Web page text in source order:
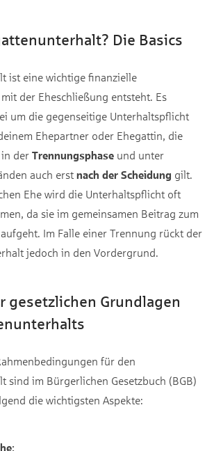
Die Basics
ist eine wichtige finanzielle
der Eheschließung entsteht. Es
um die gegenseitige Unterhaltspflicht
Ehepartner oder Ehegattin, die
in der Trennungsphase und unter
auch erst nach der Scheidung gilt.
Ehe wird die Unterhaltspflicht oft
da sie im gemeinsamen Beitrag zum
Im Falle einer Trennung rückt der
jedoch in den Vordergrund.
gesetzlichen Grundlagen
für den
sind im Bürgerlichen Gesetzbuch (BGB)
die wichtigsten Aspekte:
: